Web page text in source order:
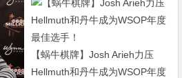
【蜗牛棋牌】Josh Arieh力压
Hellmuth和丹牛成为WSOP年度